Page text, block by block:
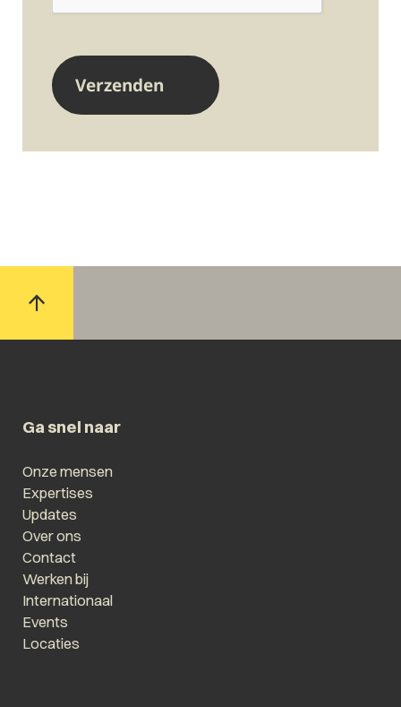
Ga snel naar
Onze mensen
Expertises
Updates
Over ons
Contact
Werken bij
Internationaal
Events
Locaties